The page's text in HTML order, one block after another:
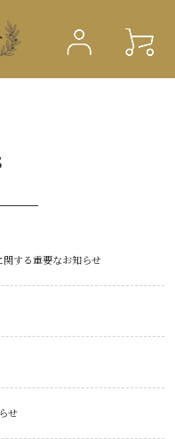
関する重要なお知らせ
せ